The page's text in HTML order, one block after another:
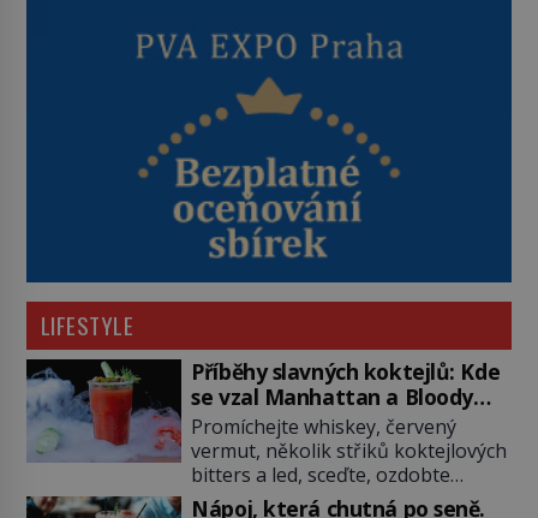
LIFESTYLE
Příběhy slavných koktejlů: Kde
se vzal Manhattan a Bloody
Mary?
Promíchejte whiskey, červený
vermut, několik střiků koktejlových
bitters a led, sceďte, ozdobte
koktejlovou třešinkou a tadá…
Nápoj, která chutná po seně.